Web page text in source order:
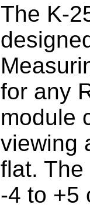
The K-
for any
module
viewing
flat.
-4 to +5